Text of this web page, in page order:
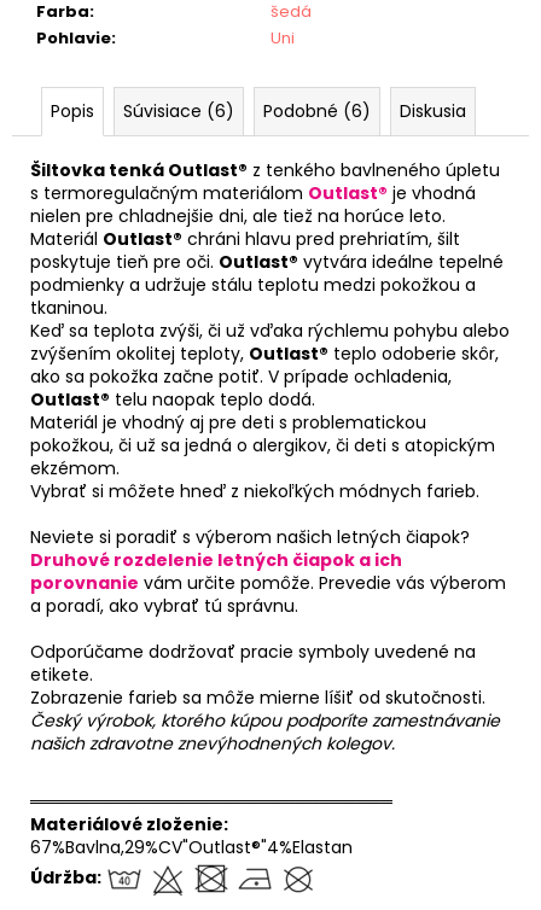
Farba:
šedá
Pohlavie: Uni
Popis Súvisiace (6) Podobné (6) Diskusia
Šiltovka tenká Outlast® z tenkého bavlneného úpletu
s termoregulačným materiálom Outlast® je vhodná
nielen pre chladnejšie dni, ale tiež na horúce leto.
Materiál Outlast® chráni hlavu pred prehriatím, šilt
poskytuje tieň pre oči. Outlast® vytvára ideálne tepelné
podmienky a udržuje stálu teplotu medzi pokožkou a
tkaninou.
Keď sa teplota zvýši, či už vďaka rýchlemu pohybu alebo
zvýšením okolitej teploty, Outlast® teplo odoberie skôr,
ako sa pokožka začne potiť. V prípade ochladenia,
Outlast® telu naopak teplo dodá.
Materiál je vhodný aj pre deti s problematickou
pokožkou, či už sa jedná o alergikov, či deti s atopickým
ekzémom.
Vybrať si môžete hneď z niekoľkých módnych farieb.
Neviete si poradiť s výberom našich letných čiapok?
Druhové rozdelenie letných čiapok a ich
porovnanie vám určite pomôže. Prevedie vás výberom
a poradí, ako vybrať tú správnu.
Odporúčame dodržovať pracie symboly uvedené na
etikete.
Zobrazenie farieb sa môže mierne líšiť od skutočnosti.
Český výrobok, ktorého kúpou podporíte zamestnávanie
našich zdravotne znevýhodnených kolegov.
══════════════════════════════
Materiálové zloženie:
67%Bavlna,29%CV"Outlast®"4%Elastan
Údržba: